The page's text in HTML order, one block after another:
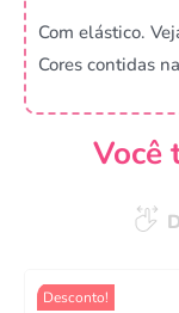
Com elástico.
Cores contidas
Você
Desconto!